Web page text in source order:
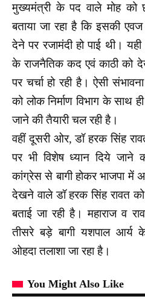
मुख्यमंत्री के पद वाले मोह को
बताया जा रहा है कि इसकी
देने पर रजामंदी हो पाई थी।
के राजनैतिक कद एवं काठी को
पर चर्चा हो रही है। ऐसी
को लोक निर्माण विभाग के साथ
जाने की तैयारी चल रही है।
वहीं दूसरी ओर, डॉ हरक सिंह
पर भी विशेष ध्यान दिये
कांग्रेस से बागी होकर भाजपा में
देखने वाले डॉ हरक सिंह रावत
बताई जा रही है। महाराज व
तीसरे बड़े बागी यशपाल आर्य
ओहदा तलाशा जा रहा है।
You Might Also Like